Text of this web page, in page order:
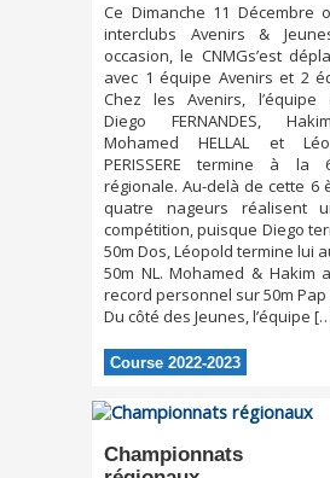
Ce Dimanche 11 Décembre
interclubs Avenirs &
occasion, le CNMGs’est
avec 1 équipe Avenirs et 2
Chez les Avenirs, l’équipe
Diego FERNANDES,
Mohamed HELLAL et
PERISSERE termine à
régionale. Au-delà de cette 6
quatre nageurs réalisent
compétition, puisque Diego
50m Dos, Léopold termine lui
50m NL. Mohamed & Hakim
record personnel sur 50m Pap
Du côté des Jeunes, l’équipe
Course 2022-2023
Championnats